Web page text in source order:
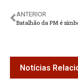
ANTERIOR
Notícias